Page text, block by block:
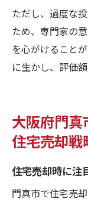
ただし、過度な
ため、専門家の
を心がけること
に生かし、評価
大阪府門真
住宅売却戦
住宅売却時に注
門真市で住宅売